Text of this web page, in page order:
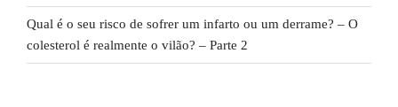
Qual é o seu risco de sofrer um infarto ou um derrame? – O
colesterol é realmente o vilão? – Parte 2